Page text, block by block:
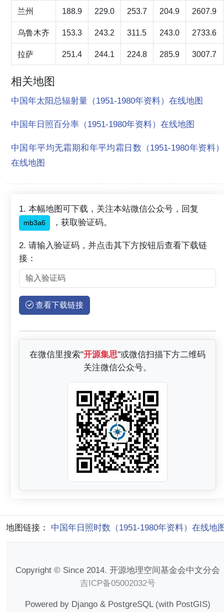
兰州 188.9 229.0 253.7 204.9 2607.9
乌鲁木齐 153.3 243.2 311.5 243.0 2733.6
拉萨 251.4 244.1 224.8 285.9 3007.7
相关地图
中国年太阳总辐射量（1951-1980年资料）在线地图
中国年日照百分率（1951-1980年资料）在线地图
中国年平均无霜期和年平均霜日数（1951-1980年资料）
在线地图
1. 本幅地图可下载，关注本站微信公众号，回复
mb3a6 ，获取验证码。
2. 请输入验证码，并点击其下方按钮后查看下载链
接：
查看下载链接
在微信里搜索"开源集思"或微信扫描下方二维码
关注微信公众号。
地图链接： 中国年日照时数（1951-1980年资料）在线地
Copyright © Since 2014. 开源地理空间基金会中文分会
吉ICP备05002032号
Powered by Django & PostgreSQL (with PostGIS)